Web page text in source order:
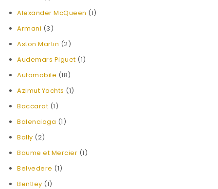
Alexander McQueen (1)
Armani (3)
Aston Martin (2)
Audemars Piguet (1)
Automobile (18)
Azimut Yachts (1)
Baccarat (1)
Balenciaga (1)
Bally (2)
Baume et Mercier (1)
Belvedere (1)
Bentley (1)